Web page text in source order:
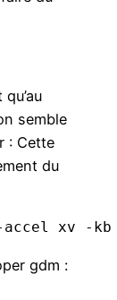
semble
: Cette
du
xv -kb -
gdm :